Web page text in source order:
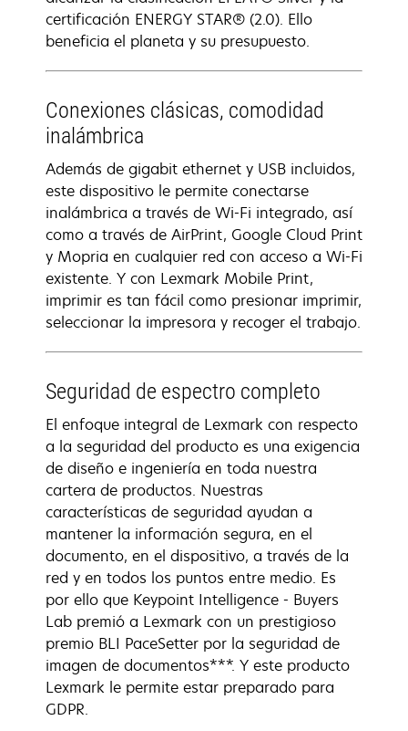
certificación ENERGY STAR® (2.0). Ello
beneficia el planeta y su presupuesto.
Conexiones clásicas, comodidad
inalámbrica
Además de gigabit ethernet y USB incluidos,
este dispositivo le permite conectarse
inalámbrica a través de Wi-Fi integrado, así
como a través de AirPrint, Google Cloud Print
y Mopria en cualquier red con acceso a Wi-Fi
existente. Y con Lexmark Mobile Print,
imprimir es tan fácil como presionar imprimir,
seleccionar la impresora y recoger el trabajo.
Seguridad de espectro completo
El enfoque integral de Lexmark con respecto
a la seguridad del producto es una exigencia
de diseño e ingeniería en toda nuestra
cartera de productos. Nuestras
características de seguridad ayudan a
mantener la información segura, en el
documento, en el dispositivo, a través de la
red y en todos los puntos entre medio. Es
por ello que Keypoint Intelligence - Buyers
Lab premió a Lexmark con un prestigioso
premio BLI PaceSetter por la seguridad de
imagen de documentos***. Y este producto
Lexmark le permite estar preparado para
GDPR.